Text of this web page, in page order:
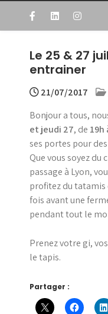
Le 25 & 27
entrainer
21/07/2017
Bonjour a tous,
et jeudi 27, de 19h
ses portes pour des
Que vous soyez du
passage à Lyon,
profitez du tatamis
fois avant une
pendant tout le
Prenez votre gi,
le tapis.
Partager :